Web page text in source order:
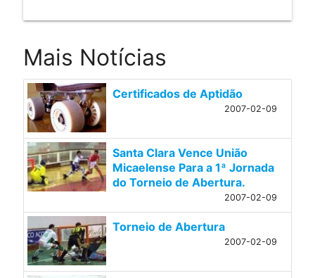
Mais Notícias
Certificados de Aptidão
2007-02-09
Santa Clara Vence União
Micaelense Para a 1ª Jornada
do Torneio de Abertura.
2007-02-09
Torneio de Abertura
2007-02-09